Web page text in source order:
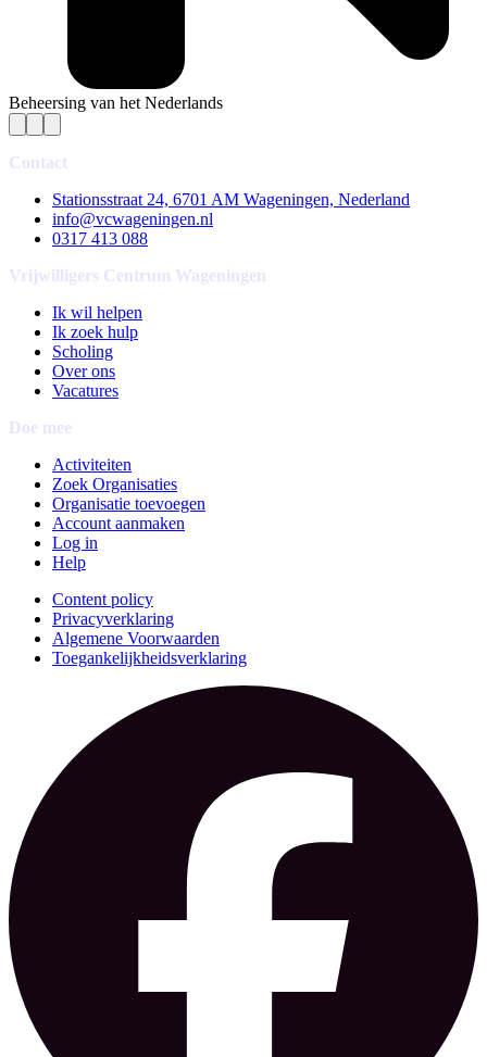
Beheersing van het Nederlands
Contact
Stationsstraat 24, 6701 AM Wageningen, Nederland
info@vcwageningen.nl
0317 413 088
Vrijwilligers Centrum Wageningen
Ik wil helpen
Ik zoek hulp
Scholing
Over ons
Vacatures
Doe mee
Activiteiten
Zoek Organisaties
Organisatie toevoegen
Account aanmaken
Log in
Help
Content policy
Privacyverklaring
Algemene Voorwaarden
Toegankelijkheidsverklaring